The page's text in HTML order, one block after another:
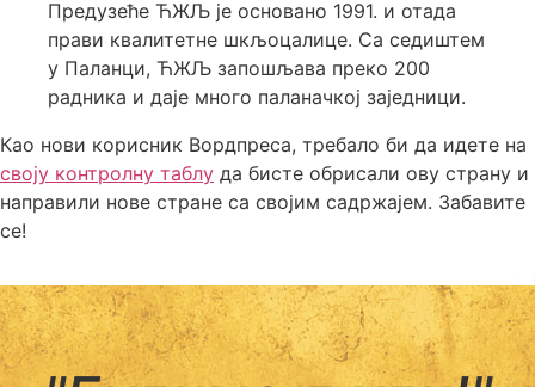
Предузеће ЋЖЉ је основано 1991. и отада
прави квалитетне шкљоцалице. Са седиштем
у Паланци, ЋЖЉ запошљава преко 200
радника и даје много паланачкој заједници.
Као нови корисник Вордпреса, требало би да идете на
своју контролну таблу да бисте обрисали ову страну и
направили нове стране са својим садржајем. Забавите
се!